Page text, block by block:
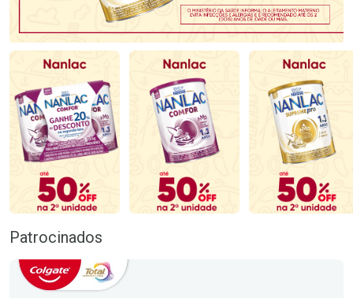
Patrocinados